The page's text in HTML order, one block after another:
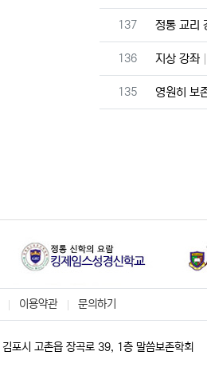
번호
137 정통 교리
번호
136 지상 강좌
번호
135 영원히 보
이용약관 문의하기
김포시 고촌읍 장곡로 39, 1층 말씀보존학회